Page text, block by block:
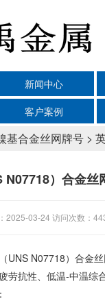
新闻中心
客户案例
基合金丝网牌号 >
）合金丝
2025-03-24 访问次数：
UNS N07718）合金
劳抗性、低温-中温综